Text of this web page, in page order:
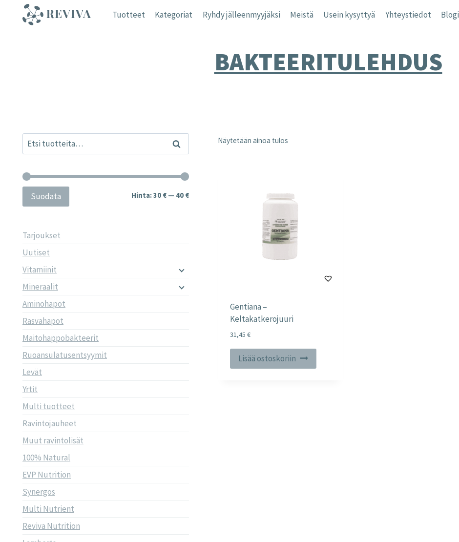
sisältöön
Tuotteet Kategoriat Ryhdy jälleenmyyjäksi Meistä Usein kysyttyä Yhteystiedot Blogi
BAKTEERITULEHDUS
Näytetään ainoa tulos
Gentiana –
Keltakatkerojuuri
31,45 €
Lisää ostoskoriin
Etsi: Haku
Minimihinta
Maksimihinta
Suodata Hinta:30 €— 40 €
Tarjoukset
Uutiset
Vitamiinit
Mineraalit
Aminohapot
Rasvahapot
Maitohappobakteerit
Ruoansulatusentsyymit
Levät
Yrtit
Multi tuotteet
Ravintojauheet
Muut ravintolisät
100% Natural
EVP Nutrition
Synergos
Multi Nutrient
Reviva Nutrition